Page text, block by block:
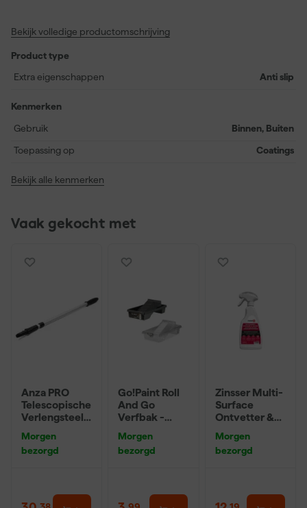
Vloercoating toe te voegen, ben je verzekerd van een duurzame
hebt de keuze: meng de korrels direct door de 2-
componentencoating of strooi ze achteraf over de aangebrachte
ook vakmanschap in je garage. Deze verpakking van 0,7 kg geeft
werken in één!.
Bekijk volledige productomschrijving
Product type
Extra eigenschappen
Anti slip
Kenmerken
Gebruik
Binnen, Buiten
Toepassing op Coatings
Bekijk alle kenmerken
Vaak gekocht met
Anza PRO
Telescopische
Verlengsteel -
meter
Morgen
bezorgd
Go!Paint Roll
And Go
Verfbak -
0,5L + 5
Inzetbakken
Morgen
bezorgd
Zinsser Multi-
Surface
Ontvetter &
500ml
Morgen
bezorgd